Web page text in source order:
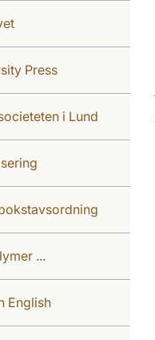
Press
i Lund
...
English